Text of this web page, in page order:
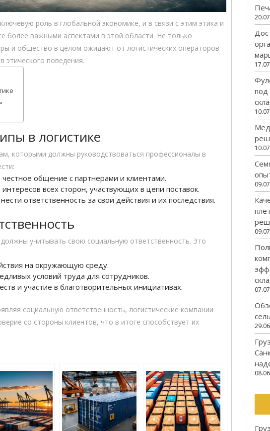
роль в глобальной экономике, и в связи с этим этика и
более важными аспектами в этой области. Не только
и общество в целом ожидают от логистических операторов
этического поведения.
в логистике
которыми должны руководствоваться профессионалы в
общение с партнерами и клиентами.
всех сторон, участвующих в цепи поставок.
ответственность за свои действия и их последствия.
учитывать свою социальную ответственность. Это
на окружающую среду.
условий труда для сотрудников.
и участие в благотворительных инициативах.
социальную ответственность, логистические компании
со стороны клиентов, что в итоге способствует их
под